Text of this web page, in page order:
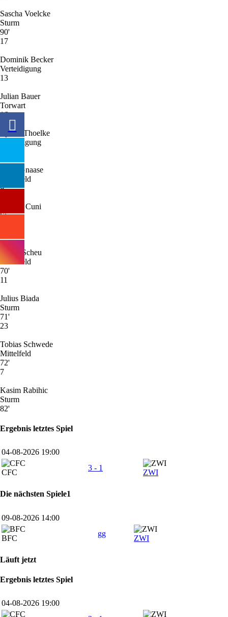
Sascha Voelcke
Sturm
90'
17
Dominik Becker
Verteidigung
13
Julian Bauer
Torwart
16
Bjarne Thoelke
Verteidigung
Dave Gnaase
Mittelfeld
9
Marvin Cuni
Sturm
Robin Scheu
Mittelfeld
70'
11
Julius Biada
Sturm
71'
23
Tobias Schwede
Mittelfeld
72'
7
Kasim Rabihic
Sturm
82'
Ergebnis letztes Spiel
04-08-2026 19:00
CFC
3 - 1
ZWI
Die nächsten Spiele1
09-08-2026 14:00
BFC
gg
ZWI
Läuft jetzt
Ergebnis letztes Spiel
04-08-2026 19:00